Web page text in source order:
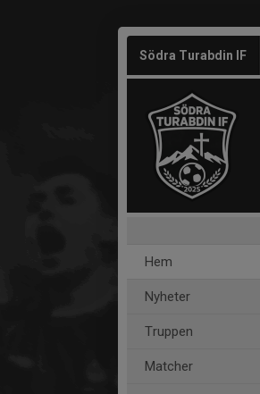
Södra Turabdin IF
Hem
Nyheter
Truppen
Matcher